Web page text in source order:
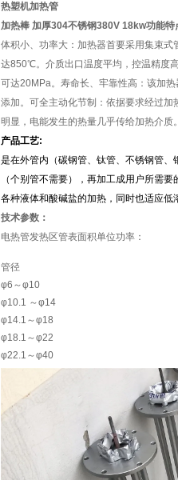
热塑机加热管
加热棒 加厚304不锈钢380V 18kw功能特
体积小、功率大：加热器首要采用集束
达850℃。介质出口温度平均，控温精度
可达20MPa。寿命长、牢靠性高：该加
添加。可全主动化节制：依据要求经过
明显，电能发生的热量几乎传给加热介质
产品工艺:
是在外管内（碳钢管、钛管、不锈钢管
（个别管不需要），再加工成用户所需
各种液体和酸碱盐的加热，同时也适应低
技术参数：
电热管发热区管表面积单位功率：
管径
φ6～φ10
φ10.1 ～φ14
φ14.1～φ18
φ18.1～φ22
φ22.1～φ40